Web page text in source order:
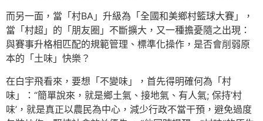
而另一面，當「村BA」升級為「全國和美鄉村籃球大賽」，
當「村超」的「朋友圈」不斷擴大，又一種擔憂隨之出現：
與賽事升格相匹配的規範管理、標準化操作，是否會削弱原
本的「土味」快樂？
在白宇飛看來，要想「不變味」，首先得明確何為「村
味」：“簡單說來，就是鄉土氣、接地氣、有人氣; 保持’村
味’，就是真正以農民為中心，減少行政不當干預，避免過度